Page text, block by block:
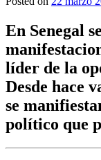
En Senegal
líder de la
Desde hace
se
político que